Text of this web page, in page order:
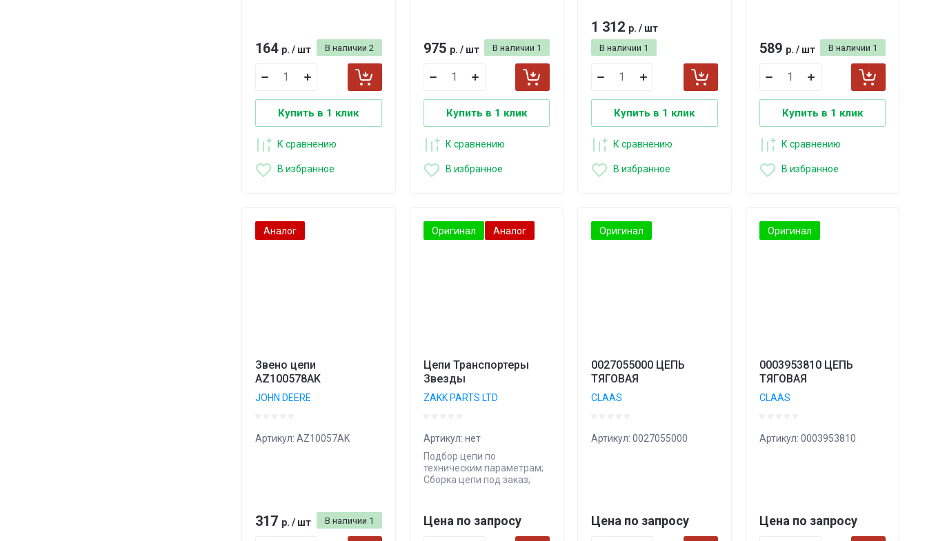
В наличии 2
164 р. / шт
Купить в 1 клик
К сравнению
В избранное
В наличии 1
975 р. /шт
Купить в 1 клик
К сравнению
В избранное
В наличии 1
1 312 р. / шт
Купить в 1 клик
К сравнению
В избранное
В наличии 1
589 р. /шт
Купить в 1 клик
К сравнению
В избранное
Аналог
Звено цепи
AZ100578AK
JOHN DEERE
Артикул: AZ10057AK
В наличии 1
317 р. / шт
Оригинал Аналог
Цепи Транспортеры
Звезды
ZAKK PARTS LTD
Артикул: нет
Подбор цепи по
техническим параметрам;
Сборка цепи под заказ;
Цена по запросу
Оригинал
0027055000 ЦЕПЬ
ТЯГОВАЯ
CLAAS
Артикул: 0027055000
Цена по запросу
Оригинал
0003953810 ЦЕПЬ
ТЯГОВАЯ
CLAAS
Артикул: 0003953810
Цена по запросу